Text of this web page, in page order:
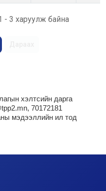
- 3 харуулж байна
хэлтсийн дарга
70172181
мэдээллийн ил тод